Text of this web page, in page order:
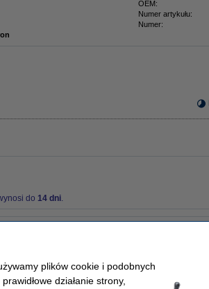
OEM:
Numer artykułu:
Numer:
do 14 dni.
plików cookie i podobnych
działanie strony,